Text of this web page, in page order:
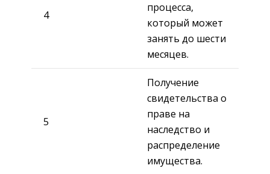
4
процесса,
который может
занять до шести
месяцев.
5
Получение
свидетельства о
праве на
наследство и
распределение
имущества.